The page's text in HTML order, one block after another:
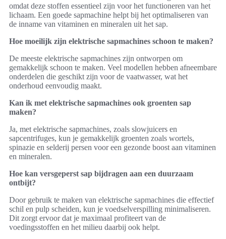
omdat deze stoffen essentieel zijn voor het functioneren van het
lichaam. Een goede sapmachine helpt bij het optimaliseren van
de inname van vitaminen en mineralen uit het sap.
Hoe moeilijk zijn elektrische sapmachines schoon te maken?
De meeste elektrische sapmachines zijn ontworpen om
gemakkelijk schoon te maken. Veel modellen hebben afneembare
onderdelen die geschikt zijn voor de vaatwasser, wat het
onderhoud eenvoudig maakt.
Kan ik met elektrische sapmachines ook groenten sap
maken?
Ja, met elektrische sapmachines, zoals slowjuicers en
sapcentrifuges, kun je gemakkelijk groenten zoals wortels,
spinazie en selderij persen voor een gezonde boost aan vitaminen
en mineralen.
Hoe kan versgeperst sap bijdragen aan een duurzaam
ontbijt?
Door gebruik te maken van elektrische sapmachines die effectief
schil en pulp scheiden, kun je voedselverspilling minimaliseren.
Dit zorgt ervoor dat je maximaal profiteert van de
voedingsstoffen en het milieu daarbij ook helpt.